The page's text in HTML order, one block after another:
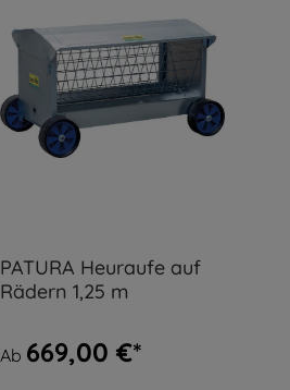
PATURA Heuraufe auf
Rädern 1,25 m
Ab 669,00 €*